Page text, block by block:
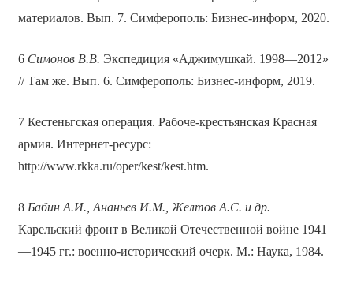
материалов. Вып. 7. Симферополь: Бизнес-информ, 2020.
6 Симонов В.В. Экспедиция «Аджимушкай. 1998—2012»
// Там же. Вып. 6. Симферополь: Бизнес-информ, 2019.
7 Кестеньгская операция. Рабоче-крестьянская Красная
армия. Интернет-ресурс:
http://www.rkka.ru/oper/kest/kest.htm.
8 Бабин А.И., Ананьев И.М., Желтов А.С. и др.
Карельский фронт в Великой Отечественной войне 1941
—1945 гг.: военно-исторический очерк. М.: Наука, 1984.